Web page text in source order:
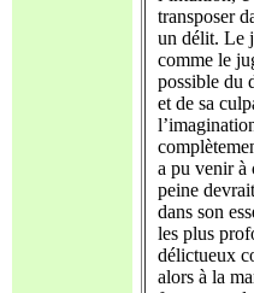
transposer
un délit. Le
comme le
possible du
et de sa
a pu venir à
peine
dans son
les plus
délictueux
alors à la